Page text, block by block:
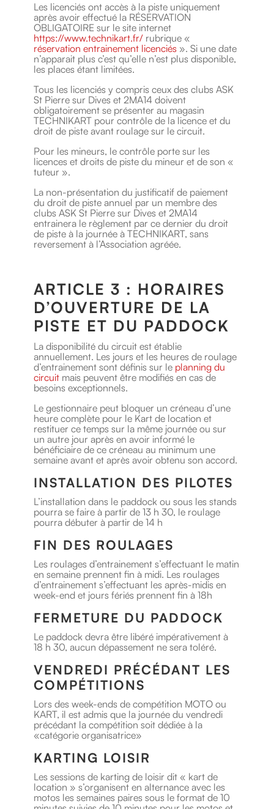
Les licenciés ont accès à la piste uniquement
après avoir effectué la RÉSERVATION
OBLIGATOIRE sur le site internet
https://www.technikart.fr/rubrique «
réservation entrainement licenciés». Si une date
n’apparait plus c’est qu’elle n’est plus disponible,
les places étant limitées.
Tous les licenciés y compris ceux des clubs ASK
St Pierre sur Dives et 2MA14 doivent
obligatoirement se présenter au magasin
TECHNIKART pour contrôle de la licence et du
droit de piste avant roulage sur le circuit.
Pour les mineurs, le contrôle porte sur les
licences et droits de piste du mineur et de son «
tuteur ».
La non-présentation du justificatif de paiement
du droit de piste annuel par un membre des
clubs ASK St Pierre sur Dives et 2MA14
entrainera le règlement par ce dernier du droit
de piste à la journée à TECHNIKART, sans
reversement à l’Association agréée.
ARTICLE 3 : HORAIRES
D’OUVERTURE DE LA
PISTE ET DU PADDOCK
La disponibilité du circuit est établie
annuellement. Les jours et les heures de roulage
d’entrainement sont définis sur le planning du
circuitmais peuvent être modifiés en cas de
besoins exceptionnels.
Le gestionnaire peut bloquer un créneau d’une
heure complète pour le Kart de location et
restituer ce temps sur la même journée ou sur
un autre jour après en avoir informé le
bénéficiaire de ce créneau au minimum une
semaine avant et après avoir obtenu son accord.
INSTALLATION DES PILOTES
L’installation dans le paddock ou sous les stands
pourra se faire à partir de 13 h 30, le roulage
pourra débuter à partir de 14 h
FIN DES ROULAGES
Les roulages d’entrainement s’effectuant le matin
en semaine prennent fin à midi. Les roulages
d’entrainement s’effectuant les après-midis en
week-end et jours fériés prennent fin à 18h
FERMETURE DU PADDOCK
Le paddock devra être libéré impérativement à
18 h 30, aucun dépassement ne sera toléré.
VENDREDI PRÉCÉDANT LES
COMPÉTITIONS
Lors des week-ends de compétition MOTO ou
KART, il est admis que la journée du vendredi
précédant la compétition soit dédiée à la
«catégorie organisatrice»
KARTING LOISIR
Les sessions de karting de loisir dit « kart de
location » s’organisent en alternance avec les
motos les semaines paires sous le format de 10